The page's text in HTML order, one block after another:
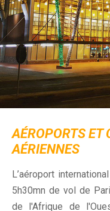
AÉROPORTS ET
AÉRIENNES
L’aéroport
5h30mn de vol de
de l'Afrique de